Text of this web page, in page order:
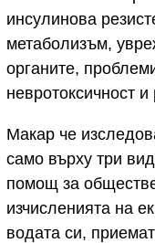
инсулинова
метаболизъм,
органите,
невротоксичност
Макар че
само върху три
помощ за
изчисленията на
водата си,